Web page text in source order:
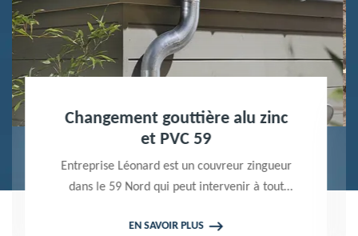
Nettoyage terrasse et pavé 59
Peintre professionnel dans le 59 Nord,
Entreprise Léonard utilise des produits de
pavé. Propose un devis gratuit qui ne vous
EN SAVOIR PLUS